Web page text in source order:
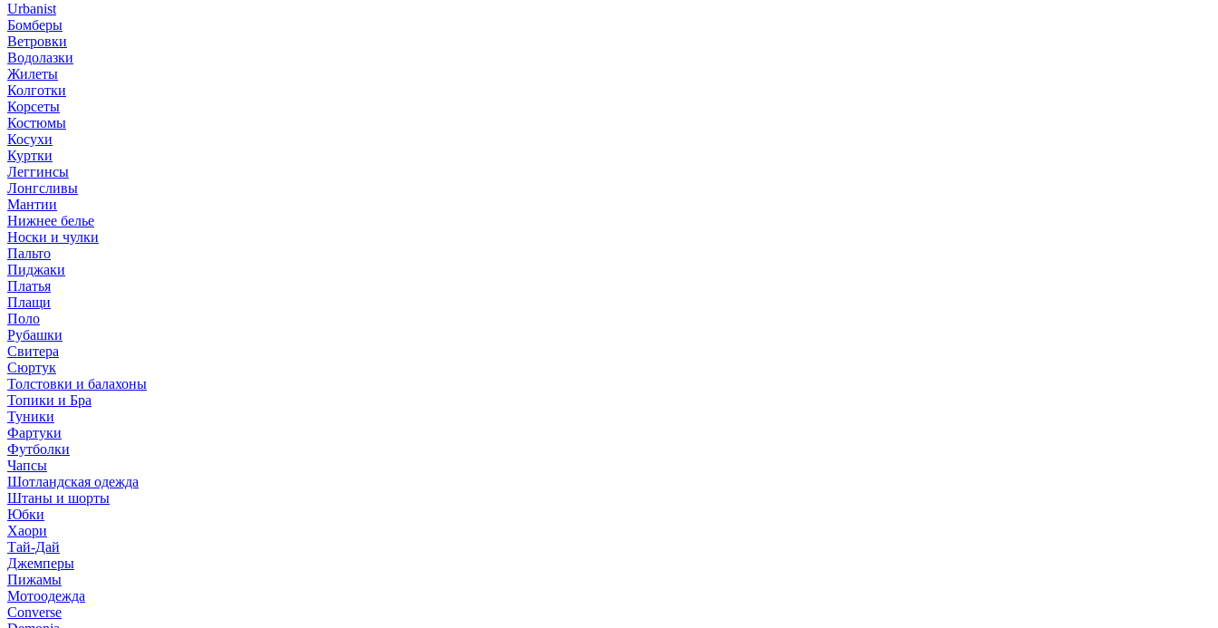
Urbanist
Бомберы
Ветровки
Водолазки
Жилеты
Колготки
Корсеты
Костюмы
Косухи
Куртки
Леггинсы
Лонгсливы
Мантии
Нижнее белье
Носки и чулки
Пальто
Пиджаки
Платья
Плащи
Поло
Рубашки
Свитера
Сюртук
Толстовки и балахоны
Топики и Бра
Туники
Фартуки
Футболки
Чапсы
Шотландская одежда
Штаны и шорты
Юбки
Хаори
Тай-Дай
Джемперы
Пижамы
Мотоодежда
Converse